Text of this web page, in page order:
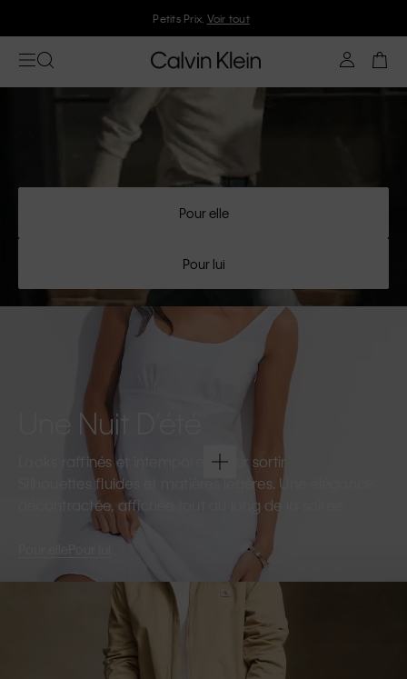
Rejoignez Calvin Klein et profitez de 10 % de réduction
Pour elle
Pour lui
Une Nuit D’été
Looks raffinés et intemporels pour sortir.
Silhouettes fluides et matières légères. Une élégance
décontractée, affichée tout au long de la soirée.